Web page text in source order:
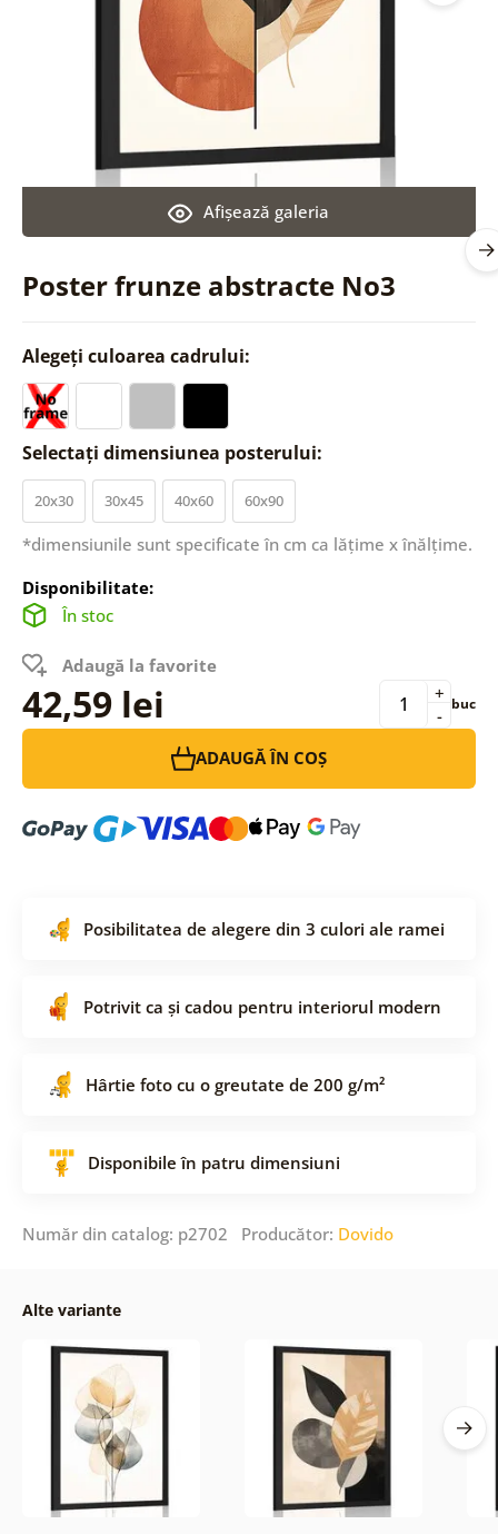
Poster frunze abstracte No3
Afişează galeria
Alegeți culoarea cadrului:
Selectați dimensiunea posterului:
20x30 30x45 40x60 60x90
*dimensiunile sunt specificate în cm ca lățime x înălțime.
Disponibilitate:
În stoc
Adaugă la favorite
42,59 lei -
+ buc
ADAUGĂ ÎN COȘ
Posibilitatea de alegere din 3 culori ale ramei
Potrivit ca și cadou pentru interiorul modern
Hârtie foto cu o greutate de 200 g/m²
Disponibile în patru dimensiuni
Număr din catalog: p2702 Producător: Dovido
Alte variante